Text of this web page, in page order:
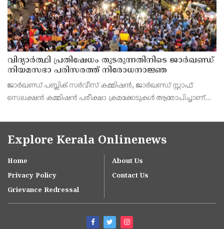
വിദ്യാര്‍ത്ഥി പ്രതിഷേധം തുടരുന്നതിനിടെ ജാര്‍ഖണ്ഡ്
നിയമസഭാ പരിസരത്ത് നിരോധനാജ്ഞ
ജാര്‍ഖണ്ഡ് പബ്ലിക് സര്‍വീസ് കമ്മിഷന്‍, ജാര്‍ഖണ്ഡ് സ്റ്റാഫ്
സെലക്ഷന്‍ കമ്മിഷന്‍ പരീക്ഷാ ക്രമക്കേടുകള്‍ ആരോപിച്ചാണ്
Explore Kerala Onlinenews
Home
About Us
Privacy Policy
Contact Us
Grievance Redressal